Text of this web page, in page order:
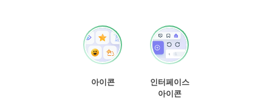
아이콘
인터페이스
아이콘